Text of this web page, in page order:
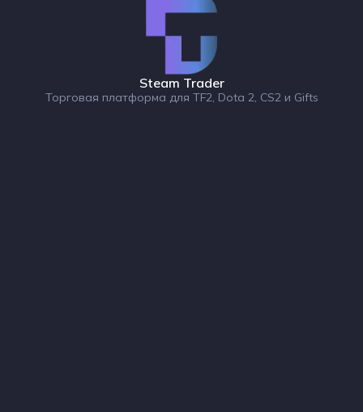
Steam Trader
Торговая платформа для TF2, Dota 2, CS2 и Gifts